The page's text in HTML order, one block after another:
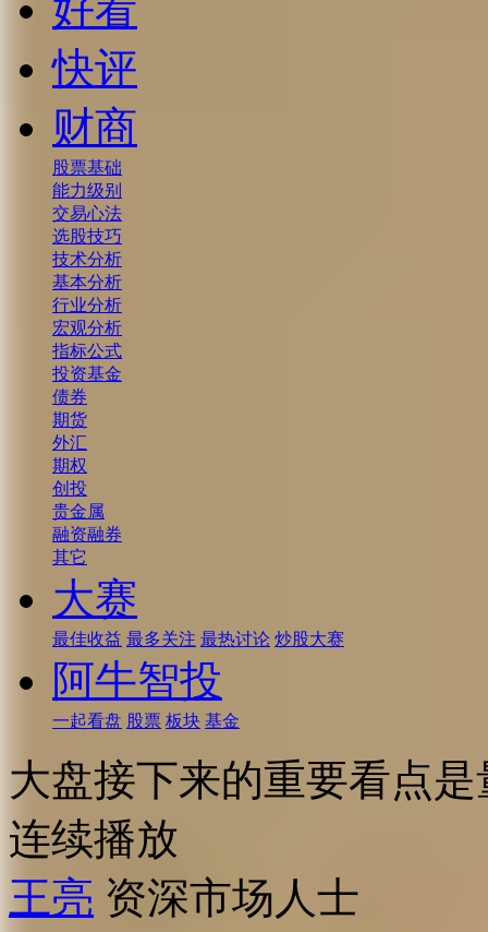
快评
财商
股票基础
能力级别
交易心法
选股技巧
技术分析
基本分析
行业分析
宏观分析
指标公式
投资基金
债券
期货
外汇
期权
创投
贵金属
融资融券
其它
大赛
最佳收益 最多关注 最热讨论 炒股大赛
阿牛智投
一起看盘 股票 板块 基金
大盘接下来的重要看点是
连续播放
王亮 资深市场人士